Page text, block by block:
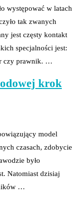
występować w latach
tak zwanych
jest częsty kontakt
specjalności jest:
czy prawnik. …
krok
model
czasach, zdobycie
było
Natomiast dzisiaj
…